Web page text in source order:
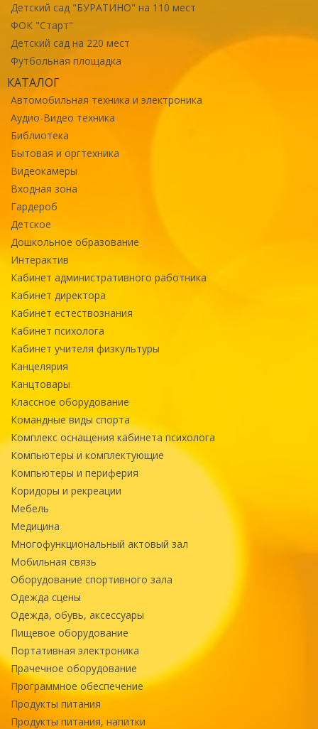
Детский сад "БУРАТИНО" на 110 мест
ФОК "Старт"
Детский сад на 220 мест
Футбольная площадка
КАТАЛОГ
Автомобильная техника и электроника
Аудио-Видео техника
Библиотека
Бытовая и оргтехника
Видеокамеры
Входная зона
Гардероб
Детское
Дошкольное образование
Интерактив
Кабинет административного работника
Кабинет директора
Кабинет естествознания
Кабинет психолога
Кабинет учителя физкультуры
Канцелярия
Канцтовары
Классное оборудование
Командные виды спорта
Комплекс оснащения кабинета психолога
Компьютеры и комплектующие
Компьютеры и периферия
Коридоры и рекреации
Мебель
Медицина
Многофункциональный актовый зал
Мобильная связь
Оборудование спортивного зала
Одежда сцены
Одежда, обувь, аксессуары
Пищевое оборудование
Портативная электроника
Прачечное оборудование
Программное обеспечение
Продукты питания
Продукты питания, напитки